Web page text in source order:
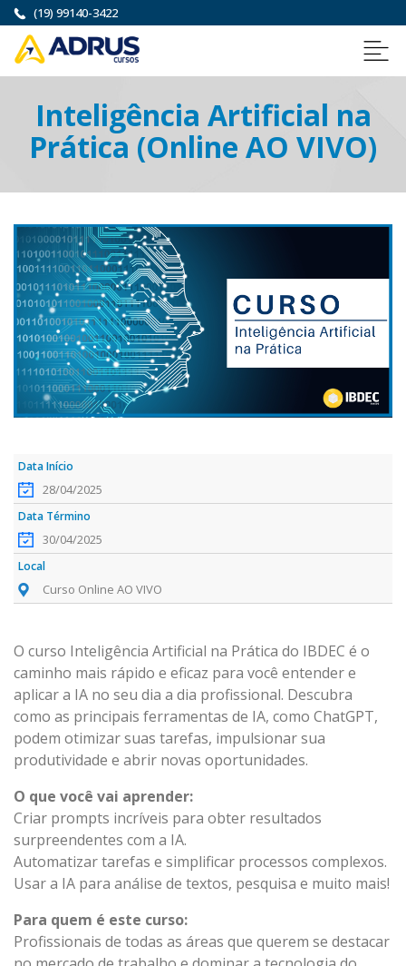
(19) 99140-3422
Inteligência Artificial na
Prática (Online AO VIVO)
28/04/2025
30/04/2025
Curso Online AO VIVO
O curso Inteligência Artificial na Prática do IBDEC é o
caminho mais rápido e eficaz para você entender e
aplicar a IA no seu dia a dia profissional. Descubra
como as principais ferramentas de IA, como ChatGPT,
podem otimizar suas tarefas, impulsionar sua
produtividade e abrir novas oportunidades.
O que você vai aprender:
Criar prompts incríveis para obter resultados
surpreendentes com a IA.
Automatizar tarefas e simplificar processos complexos.
Usar a IA para análise de textos, pesquisa e muito mais!
Para quem é este curso:
Profissionais de todas as áreas que querem se destacar